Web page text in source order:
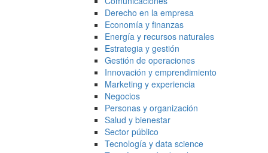
Derecho en la empresa
Economía y finanzas
Energía y recursos naturales
Estrategia y gestión
Gestión de operaciones
Innovación y emprendimiento
Marketing y experiencia
Negocios
Personas y organización
Salud y bienestar
Sector público
Tecnología y data science